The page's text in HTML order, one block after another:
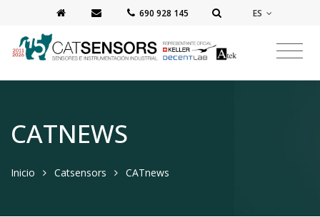
‭690 928 145‬ ES
CATNEWS
Inicio Catsensors CATnews